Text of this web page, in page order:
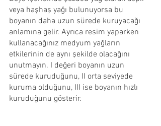
veya haşhaş yağı bulunuyorsa bu
boyanın daha uzun sürede kuruyacağı
anlamına gelir. Ayrıca resim yaparken
kullanacağınız medyum yağların
etkilerinin de aynı şekilde olacağını
unutmayın. I değeri boyanın uzun
sürede kuruduğunu, II orta seviyede
kuruma olduğunu, III ise boyanın hızlı
kuruduğunu gösterir.